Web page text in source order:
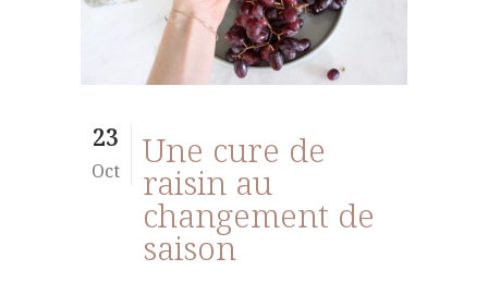
23
Oct Une cure de
raisin au
changement de
saison